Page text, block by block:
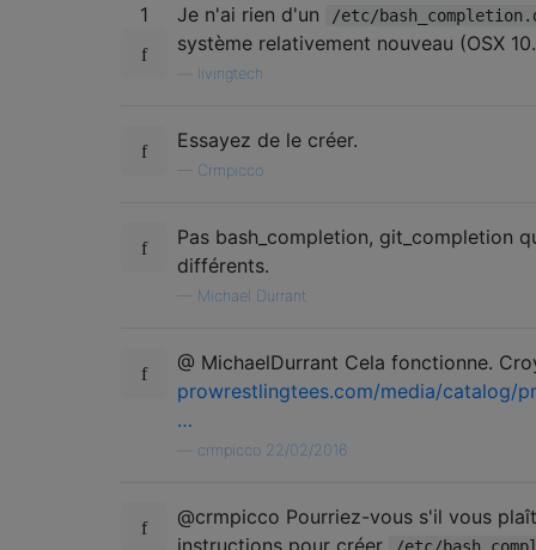
1 Je n'ai rien d'un /etc/
système relativement nouveau (OSX
livingtech
Essayez de le créer.
Crmpicco
Pas bash_completion, git_completion
différents.
Michael Durrant
@ MichaelDurrant Cela fonctionne.
prowrestlingtees.com/media/catalog/
…
crmpicco 22/02/2016
@crmpicco Pourriez-vous s'il vous
instructions pour créer
/etc/